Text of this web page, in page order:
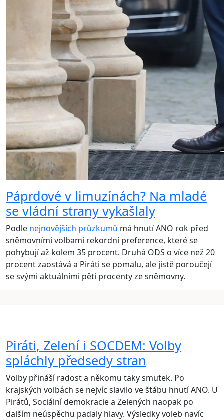
Páprdové v limuzínách? Na mladé
se vládní strany vykašlaly
Podle nejnovějších průzkumů má hnutí ANO rok před
sněmovními volbami rekordní preference, které se
pohybují až kolem 35 procent. Druhá ODS o více než 20
procent zaostává a Piráti se pomalu, ale jistě poroučejí
se svými aktuálními pěti procenty ze sněmovny.
Piráti, Zelení i SOCDEM: Volby
spláchly předsedy stran
Volby přináší radost a někomu taky smutek. Po
krajských volbách se nejvíc slavilo ve štábu hnutí ANO. U
Pirátů, Sociální demokracie a Zelených naopak po
dalším neúspěchu padaly hlavy. Výsledky voleb navíc